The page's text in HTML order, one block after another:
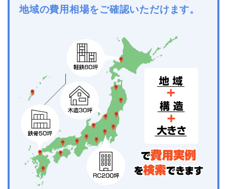
地域の費用相場をご確認いただけます。